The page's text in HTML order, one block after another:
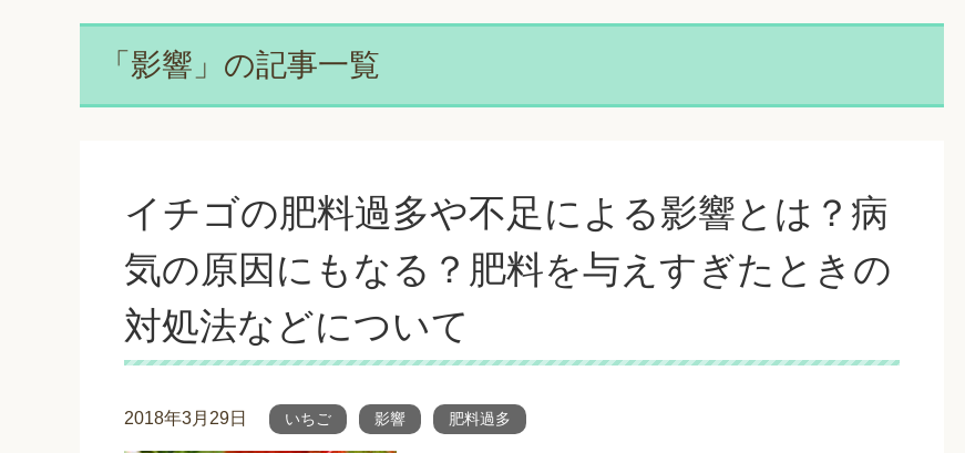
「影響」の記事一覧
イチゴの肥料過多や不足による影響とは？病
気の原因にもなる？肥料を与えすぎたときの
対処法などについて
2018年3月29日 いちご 影響 肥料過多